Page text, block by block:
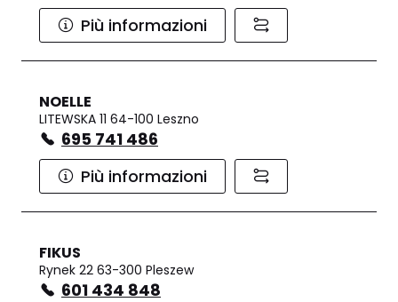
Più informazioni
NOELLE
LITEWSKA 11 64-100 Leszno
695 741 486
Più informazioni
FIKUS
Rynek 22 63-300 Pleszew
601 434 848